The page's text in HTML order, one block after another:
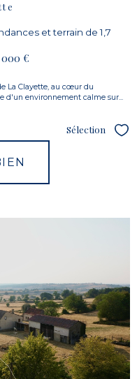
et terrain de 1,7
000 €
La Clayette, au cœur du
d'un environnement calme sur...
Sélection